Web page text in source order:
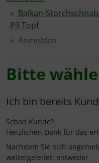
Balkan-
P9 Topf
Anmelden
Bitte
Ich bin bereits
Schon Kunde?
Herzlichen Dank für das
Nachdem Sie sich
weitergeleitet, entweder
Fertighecken+1J
Hainbuche
Heckenrose
ilex
Kirschlorbeer
Mount Vernon
Obelisk
Otto Luyken
Rotundifolia
Übersicht
Novita
Otto Luyken
Rotundifolia
Übersicht
Taxus media hillii
Taxus media hillii
Thuja Smaragd
Größer werdende
Immergrün & schlank
Novita
Otto Luyken
Rotundifolia
Übersicht
Immergrüne
Novita
Otto Luyken
Rotundifolia
Übersicht
Lärmschutzhecken
Novita
Rotundifolia
Taxus (Eibe)
Thuja
Pflegeleichte Hecken
Kleinsträucher
Euonymus
Frauenmantel /
Niedrige Purpurbeere
Fünffingerstrauch /
Immergrün / Vinca